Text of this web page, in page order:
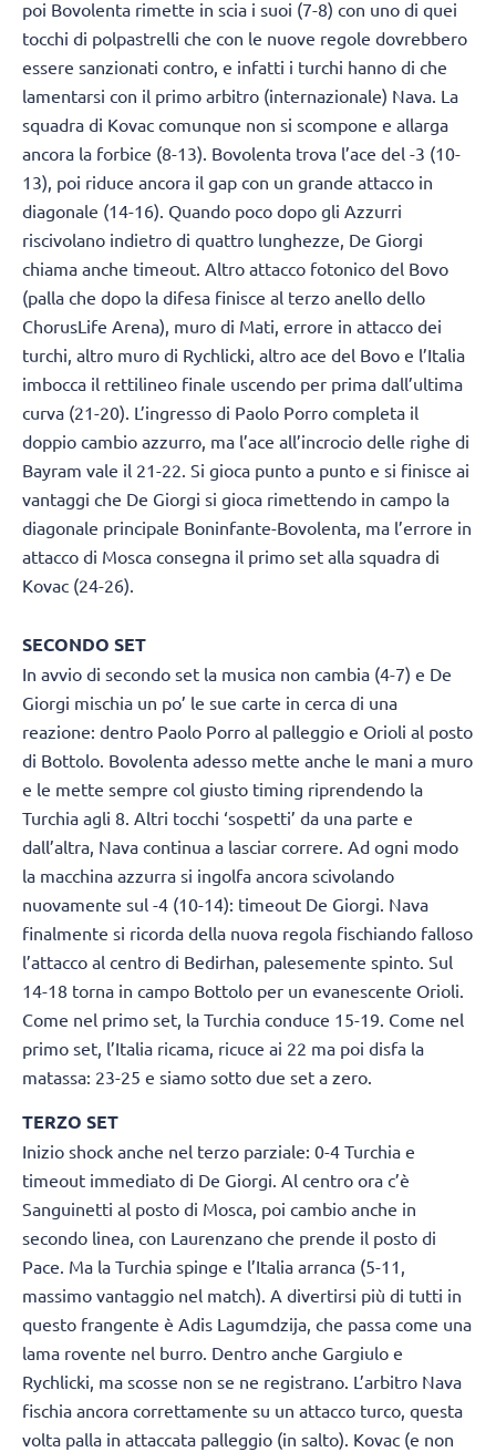
poi Bovolenta rimette in scia i suoi (7-8) con uno di quei
tocchi di polpastrelli che con le nuove regole dovrebbero
essere sanzionati contro, e infatti i turchi hanno di che
lamentarsi con il primo arbitro (internazionale) Nava. La
squadra di Kovac comunque non si scompone e allarga
ancora la forbice (8-13). Bovolenta trova l’ace del -3 (10-
13), poi riduce ancora il gap con un grande attacco in
diagonale (14-16). Quando poco dopo gli Azzurri
riscivolano indietro di quattro lunghezze, De Giorgi
chiama anche timeout. Altro attacco fotonico del Bovo
(palla che dopo la difesa finisce al terzo anello dello
ChorusLife Arena), muro di Mati, errore in attacco dei
turchi, altro muro di Rychlicki, altro ace del Bovo e l’Italia
imbocca il rettilineo finale uscendo per prima dall’ultima
curva (21-20). L’ingresso di Paolo Porro completa il
doppio cambio azzurro, ma l’ace all’incrocio delle righe di
Bayram vale il 21-22. Si gioca punto a punto e si finisce ai
vantaggi che De Giorgi si gioca rimettendo in campo la
diagonale principale Boninfante-Bovolenta, ma l’errore in
attacco di Mosca consegna il primo set alla squadra di
Kovac (24-26).
SECONDO SET
In avvio di secondo set la musica non cambia (4-7) e De
Giorgi mischia un po’ le sue carte in cerca di una
reazione: dentro Paolo Porro al palleggio e Orioli al posto
di Bottolo. Bovolenta adesso mette anche le mani a muro
e le mette sempre col giusto timing riprendendo la
Turchia agli 8. Altri tocchi ‘sospetti’ da una parte e
dall’altra, Nava continua a lasciar correre. Ad ogni modo
la macchina azzurra si ingolfa ancora scivolando
nuovamente sul -4 (10-14): timeout De Giorgi. Nava
finalmente si ricorda della nuova regola fischiando falloso
l’attacco al centro di Bedirhan, palesemente spinto. Sul
14-18 torna in campo Bottolo per un evanescente Orioli.
Come nel primo set, la Turchia conduce 15-19. Come nel
primo set, l’Italia ricama, ricuce ai 22 ma poi disfa la
matassa: 23-25 e siamo sotto due set a zero.
TERZO SET
Inizio shock anche nel terzo parziale: 0-4 Turchia e
timeout immediato di De Giorgi. Al centro ora c’è
Sanguinetti al posto di Mosca, poi cambio anche in
secondo linea, con Laurenzano che prende il posto di
Pace. Ma la Turchia spinge e l’Italia arranca (5-11,
massimo vantaggio nel match). A divertirsi più di tutti in
questo frangente è Adis Lagumdzija, che passa come una
lama rovente nel burro. Dentro anche Gargiulo e
Rychlicki, ma scosse non se ne registrano. L’arbitro Nava
fischia ancora correttamente su un attacco turco, questa
volta palla in attaccata palleggio (in salto). Kovac (e non